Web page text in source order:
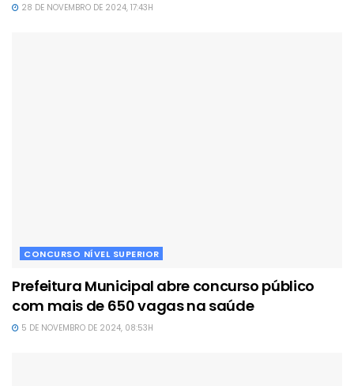
28 DE NOVEMBRO DE 2024, 17:43H
CONCURSO NÍVEL SUPERIOR
Prefeitura Municipal abre concurso público
com mais de 650 vagas na saúde
5 DE NOVEMBRO DE 2024, 08:53H